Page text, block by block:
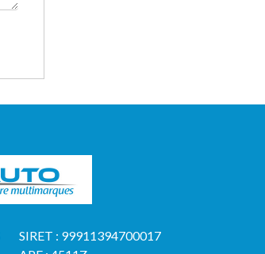
SIRET : 99911394700017